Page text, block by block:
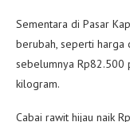
Sementara di Pasar
berubah, seperti harga
sebelumnya Rp82.500
kilogram.
Cabai rawit hijau naik